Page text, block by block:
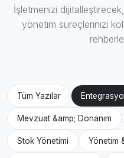
İşletmenizi dijitalleştirecek,
yönetim süreçlerinizi
Tüm Yazılar
Mevzuat &amp; Donanım
Stok Yönetimi Yönetim